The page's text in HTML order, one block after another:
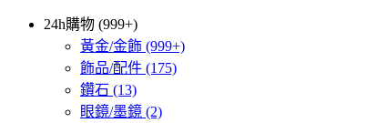
24h購物 (999+)
黃金/金飾 (999+)
飾品/配件 (175)
鑽石 (13)
眼鏡/墨鏡 (2)